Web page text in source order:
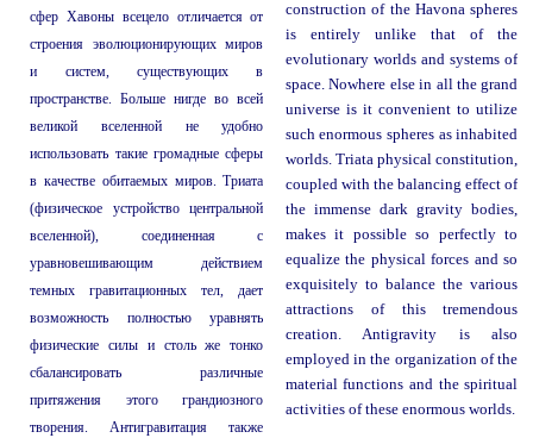
сфер Хавоны всецело отличается от
строения эволюционирующих миров
и систем, существующих в
пространстве. Больше нигде во всей
великой вселенной не удобно
использовать такие громадные сферы
в качестве обитаемых миров. Триата
(физическое устройство центральной
вселенной), соединенная с
уравновешивающим действием
темных гравитационных тел, дает
возможность полностью уравнять
физические силы и столь же тонко
сбалансировать различные
притяжения этого грандиозного
творения. Антигравитация также
construction of the Havona spheres
is entirely unlike that of the
evolutionary worlds and systems of
space. Nowhere else in all the grand
universe is it convenient to utilize
such enormous spheres as inhabited
worlds. Triata physical constitution,
coupled with the balancing effect of
the immense dark gravity bodies,
makes it possible so perfectly to
equalize the physical forces and so
exquisitely to balance the various
attractions of this tremendous
creation. Antigravity is also
employed in the organization of the
material functions and the spiritual
activities of these enormous worlds.